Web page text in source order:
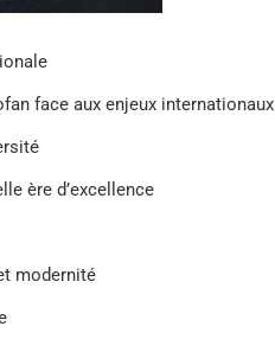
face aux enjeux internationaux
ère d’excellence
modernité